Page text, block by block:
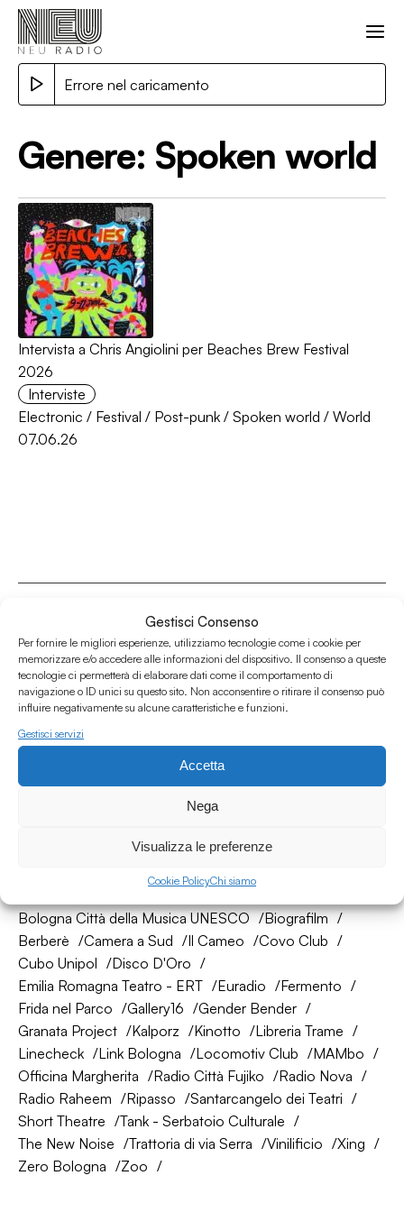
Gestisci Consenso
Per fornire le migliori esperienze, utilizziamo tecnologie come i cookie per
memorizzare e/o accedere alle informazioni del dispositivo. Il consenso a queste
tecnologie ci permetterà di elaborare dati come il comportamento di
navigazione o ID unici su questo sito. Non acconsentire o ritirare il consenso può
influire negativamente su alcune caratteristiche e funzioni.
Gestisci servizi
Accetta
Nega
Visualizza le preferenze
Cookie PolicyChi siamo
Errore nel caricamento
Genere: Spoken world
Intervista a Chris Angiolini per Beaches Brew Festival
2026
Interviste
Electronic / Festival / Post-punk / Spoken world / World
07.06.26
Associazione Culturale Humus
Via degli Orti 63, Bologna 40137
IVA: IT03691751204
CF: 03691751204
Bologna Città della Musica UNESCO
Biografilm
Berberè
Camera a Sud Il Cameo
Covo Club
Cubo Unipol
Disco D'Oro
Emilia Romagna Teatro - ERT
Euradio
Fermento
Frida nel Parco
Gallery16
Gender Bender
Granata Project
Kalporz Kinotto
Libreria Trame
Linecheck
Link Bologna Locomotiv Club
MAMbo
Officina Margherita
Radio Città Fujiko
Radio Nova
Radio Raheem
Ripasso
Santarcangelo dei Teatri
Short Theatre
Tank - Serbatoio Culturale
The New Noise
Trattoria di via Serra Vinilificio
Xing
Zero Bologna
Zoo